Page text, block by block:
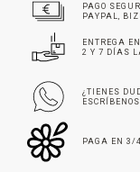
PAGO
PAYPAL,
ENTREGA
2 Y 7 DÍAS
¿TIENES
PAGA EN 3/